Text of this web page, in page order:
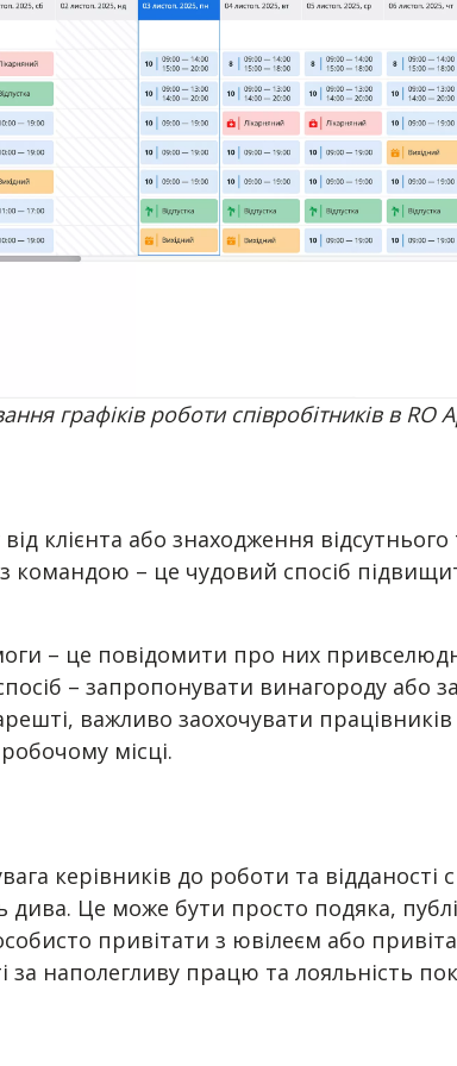
графіків роботи співробітників в RO
клієнта або знаходження відсутнього
командою – це чудовий спосіб
– це повідомити про них
– запропонувати винагороду або
важливо заохочувати
місці.
керівників до роботи та відданості
Це може бути просто подяка,
привітати з ювілеєм або
за наполегливу працю та лояльність